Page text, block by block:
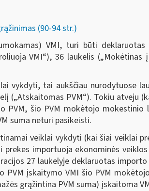
(90-94 str.)
VMI, turi būti deklaruotas
VMI“), 36 laukelis („Mokėtinas
vykdyti, tai aukščiau nurodytuose
(„Atskaitomas PVM“). Tokiu atveju
šio PVM mokėtojo mokestinio
suma neturi pasikeisti.
veiklai vykdyti (kai šiai veiklai
importuoja ekonominės
27 laukelyje deklaruotas
įskaitymo VMI šio PVM
grąžintina PVM suma) įskaitoma